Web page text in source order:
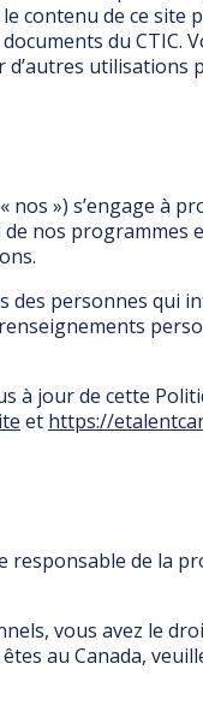
contenu de ce site
du CTIC.
utilisations
nos ») s’engage à
nos programmes
personnes qui
à jour de cette
et https://
de la
vous avez le
au Canada,